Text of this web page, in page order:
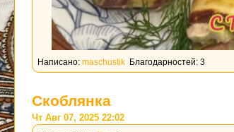
Написано: maschustik Благодарностей: 3
Скоблянка
Чт Авг 07, 2025 22:02